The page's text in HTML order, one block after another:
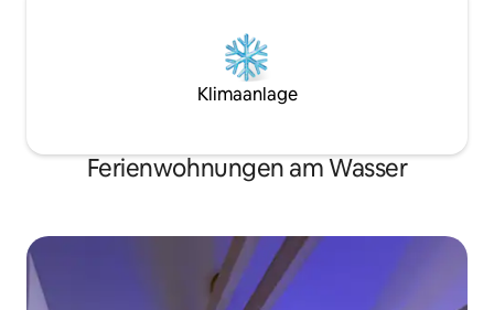
Klimaanlage
Ferienwohnungen am Wasser